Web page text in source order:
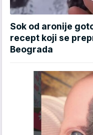
Sok od aronije
recept koji se
Beograda